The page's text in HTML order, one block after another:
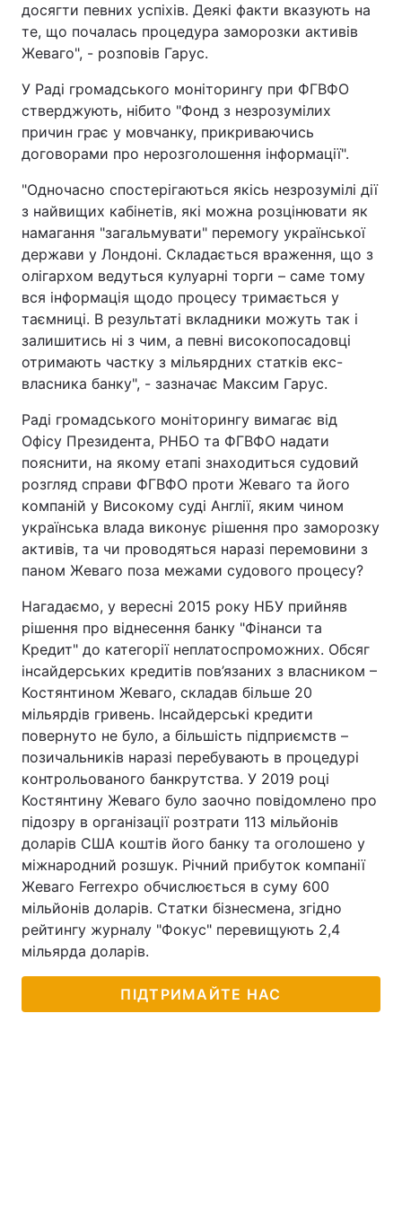
досягти певних успіхів. Деякі факти вказують на
те, що почалась процедура заморозки активів
Жеваго", - розповів Гарус.
У Раді громадського моніторингу при ФГВФО
стверджують, нібито "Фонд з незрозумілих
причин грає у мовчанку, прикриваючись
договорами про нерозголошення інформації".
"Одночасно спостерігаються якісь незрозумілі дії
з найвищих кабінетів, які можна розцінювати як
намагання "загальмувати" перемогу української
держави у Лондоні. Складається враження, що з
олігархом ведуться кулуарні торги – саме тому
вся інформація щодо процесу тримається у
таємниці. В результаті вкладники можуть так і
залишитись ні з чим, а певні високопосадовці
отримають частку з мільярдних статків екс-
власника банку", - зазначає Максим Гарус.
Раді громадського моніторингу вимагає від
Офісу Президента, РНБО та ФГВФО надати
пояснити, на якому етапі знаходиться судовий
розгляд справи ФГВФО проти Жеваго та його
компаній у Високому суді Англії, яким чином
українська влада виконує рішення про заморозку
активів, та чи проводяться наразі перемовини з
паном Жеваго поза межами судового процесу?
Нагадаємо, у вересні 2015 року НБУ прийняв
рішення про віднесення банку "Фінанси та
Кредит" до категорії неплатоспроможних. Обсяг
інсайдерських кредитів пов’язаних з власником –
Костянтином Жеваго, складав більше 20
мільярдів гривень. Інсайдерські кредити
повернуто не було, а більшість підприємств –
позичальників наразі перебувають в процедурі
контрольованого банкрутства. У 2019 році
Костянтину Жеваго було заочно повідомлено про
підозру в організації розтрати 113 мільйонів
доларів США коштів його банку та оголошено у
міжнародний розшук. Річний прибуток компанії
Жеваго Ferrexpo обчислюється в суму 600
мільйонів доларів. Статки бізнесмена, згідно
рейтингу журналу "Фокус" перевищують 2,4
мільярда доларів.
ПІДТРИМАЙТЕ НАС